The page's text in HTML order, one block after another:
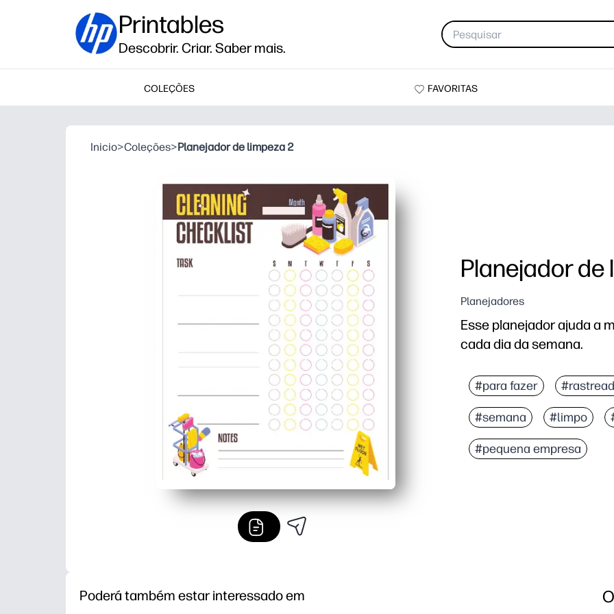
Printables
Descobrir. Criar. Saber mais.
COLEÇÕES FAVORITAS
Inicio>Coleções>Planejador de limpeza 2
Planejador de
Planejadores
Esse planejador ajuda a
cada dia da semana.
Imprima e use - sem
Mantém todos na
Layout flexível -
Cria hábitos
#para fazer
#semana #limpo
#pequena empresa
Poderá também estar interessado em